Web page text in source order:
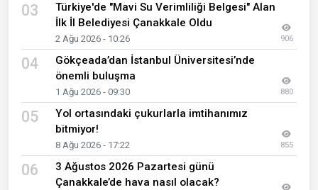
03
Türkiye'de "Mavi Su Verimliliği Belgesi" Alan
İlk İl Belediyesi Çanakkale Oldu
2 Ağu 2026 - 10:26 906
04
Gökçeada’dan İstanbul Üniversitesi’nde
önemli buluşma
1 Ağu 2026 - 09:30 880
05
Yol ortasındaki çukurlarla imtihanımız
bitmiyor!
8 Ağu 2026 - 17:22 855
06
3 Ağustos 2026 Pazartesi günü
Çanakkale’de hava nasıl olacak?